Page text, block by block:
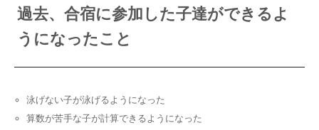
過去、合宿に参加した子達ができるよ
うになったこと
泳げない子が泳げるようになった
算数が苦手な子が計算できるようになった